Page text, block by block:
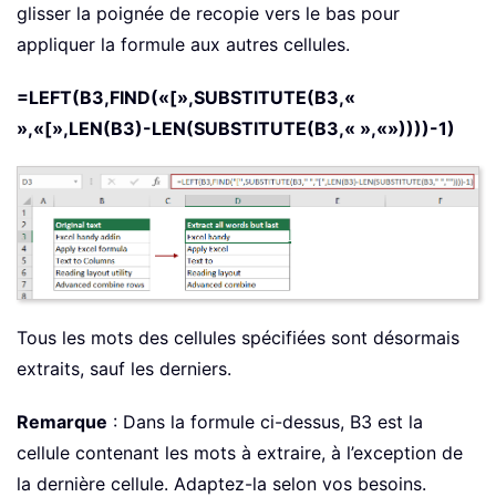
glisser la poignée de recopie vers le bas pour
appliquer la formule aux autres cellules.
=LEFT(B3,FIND(«[»,SUBSTITUTE(B3,«
»,«[»,LEN(B3)-LEN(SUBSTITUTE(B3,« »,«»))))-1)
Tous les mots des cellules spécifiées sont désormais
extraits, sauf les derniers.
Remarque : Dans la formule ci-dessus, B3 est la
cellule contenant les mots à extraire, à l’exception de
la dernière cellule. Adaptez-la selon vos besoins.